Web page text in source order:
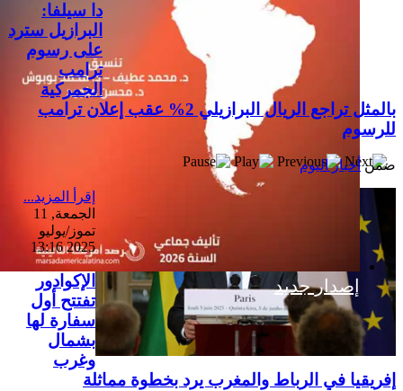
إصدار جديد
دا سيلفا:
البرازيل سترد
على رسوم
ترامب
الجمركية
بالمثل تراجع الريال البرازيلي 2% عقب إعلان ترامب
للرسوم
ضمن أخبار اليوم
إقرأ المزيد...
الجمعة, 11
تموز/يوليو
2025 13:16
الإكوادور
تفتتح أول
سفارة لها
بشمال
وغرب
إفريقيا في الرباط والمغرب يرد بخطوة مماثلة